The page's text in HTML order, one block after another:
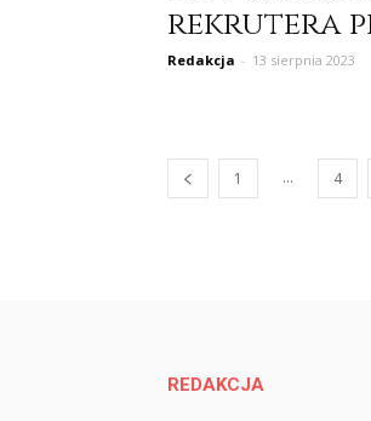
rekrutera
Redakcja - 13 sierpnia 2023
1 ... 4
REDAKCJA